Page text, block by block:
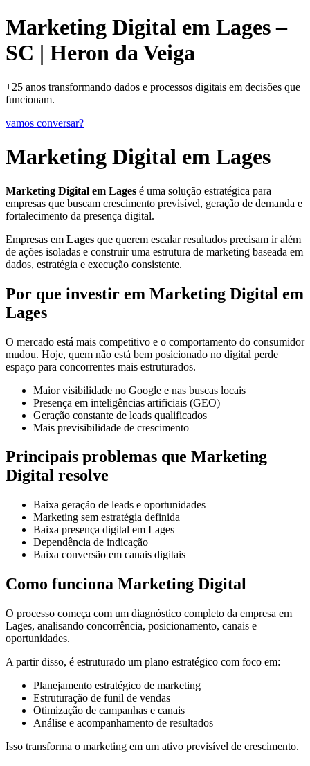
Marketing Digital em Lages –
SC | Heron da Veiga
+25 anos transformando dados e processos digitais em decisões que
funcionam.
vamos conversar?
Marketing Digital em Lages
Marketing Digital em Lages é uma solução estratégica para
empresas que buscam crescimento previsível, geração de demanda e
fortalecimento da presença digital.
Empresas em Lages que querem escalar resultados precisam ir além
de ações isoladas e construir uma estrutura de marketing baseada em
dados, estratégia e execução consistente.
Por que investir em Marketing Digital em
Lages
O mercado está mais competitivo e o comportamento do consumidor
mudou. Hoje, quem não está bem posicionado no digital perde
espaço para concorrentes mais estruturados.
Maior visibilidade no Google e nas buscas locais
Presença em inteligências artificiais (GEO)
Geração constante de leads qualificados
Mais previsibilidade de crescimento
Principais problemas que Marketing
Digital resolve
Baixa geração de leads e oportunidades
Marketing sem estratégia definida
Baixa presença digital em Lages
Dependência de indicação
Baixa conversão em canais digitais
Como funciona Marketing Digital
O processo começa com um diagnóstico completo da empresa em
Lages, analisando concorrência, posicionamento, canais e
oportunidades.
A partir disso, é estruturado um plano estratégico com foco em:
Planejamento estratégico de marketing
Estruturação de funil de vendas
Otimização de campanhas e canais
Análise e acompanhamento de resultados
Isso transforma o marketing em um ativo previsível de crescimento.